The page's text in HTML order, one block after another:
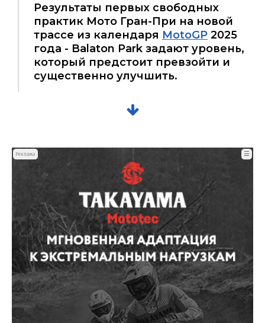
Результаты первых свободных
практик Мото Гран-При на новой
трассе из календаря MotoGP 2025
года - Balaton Park задают уровень,
который предстоит превзойти и
существенно улучшить.
Реклама ☰